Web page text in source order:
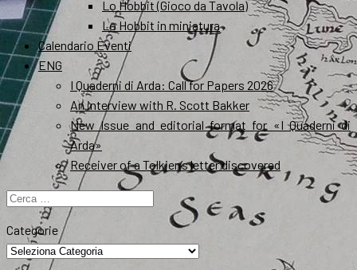
Lo Hobbit (Gioco da Tavola)
Lo Hobbit in miniatura
Calendario Eventi
ENG
I Quaderni di Arda: Call for Papers 2026
An interview with R. Scott Bakker
New Issue and editorial format for «I Quaderni di
Arda»
Receiver of a Tolkien’s letter discovered
Ricerca
Categorie